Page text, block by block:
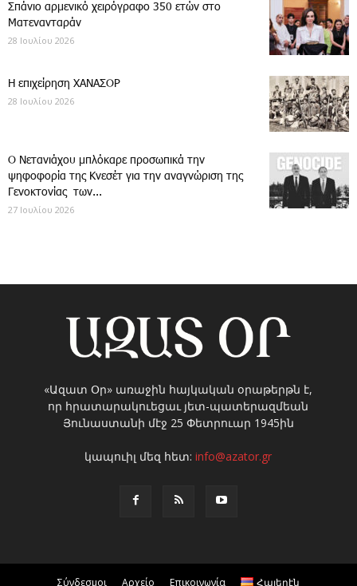
Σπάνιο αρμενικό χειρόγραφο 350 ετών στο
Ματενανταράν
28 Ιουλίου 2026
Η επιχείρηση ΧΑΝΑΣΟΡ
28 Ιουλίου 2026
Ο Νετανιάχου μπλόκαρε προσωπικά την
ψηφοφορία της Κνεσέτ για την αναγνώριση της
Γενοκτονίας των...
27 Ιουλίου 2026
«Ազատ Օր» առաջին հայկական օրաթերթն է,
որ հրատարակուեցաւ յետ-պատերազմեան
Յունաստանի մէջ 25 Փետրուար 1945ին
կապուիլ մեզ հետ:info@azator.gr
Σύνδεσμοι Αρχείο Επικοινωνία Հայերէն